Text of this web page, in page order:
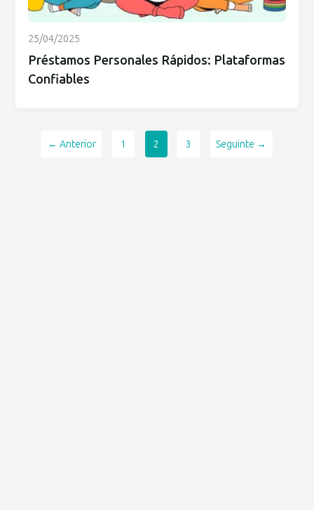
25/04/2025
Préstamos Personales Rápidos: Plataformas
Confiables
← Anterior 1 2 3 Seguinte →